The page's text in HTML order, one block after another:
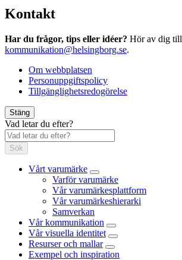
Kontakt
Har du frågor, tips eller idéer? Hör av dig till
kommunikation@helsingborg.se.
Om webbplatsen
Personuppgiftspolicy
Tillgänglighetsredogörelse
Stäng
Vad letar du efter?
Sök
Vårt varumärke
Varför varumärke
Vår varumärkesplattform
Vår varumärkeshierarki
Samverkan
Vår kommunikation
Vår visuella identitet
Resurser och mallar
Exempel och inspiration